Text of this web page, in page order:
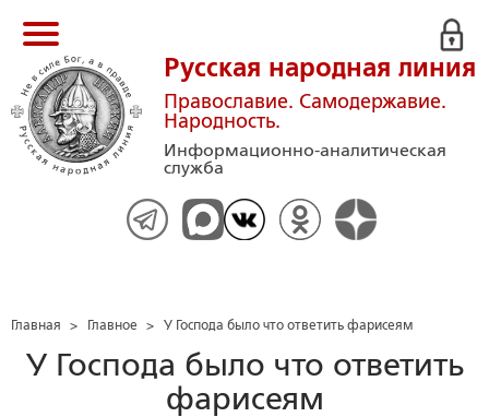
Русская народная линия
Православие. Самодержавие.
Народность.
Информационно-аналитическая
служба
Главная > Главное > У Господа было что ответить фарисеям
У Господа было что ответить
фарисеям